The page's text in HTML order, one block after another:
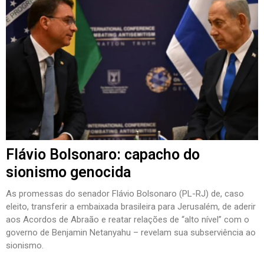
Flávio Bolsonaro: capacho do
sionismo genocida
As promessas do senador Flávio Bolsonaro (PL-RJ) de, caso
eleito, transferir a embaixada brasileira para Jerusalém, de aderir
aos Acordos de Abraão e reatar relações de “alto nível” com o
governo de Benjamin Netanyahu – revelam sua subserviência ao
sionismo.